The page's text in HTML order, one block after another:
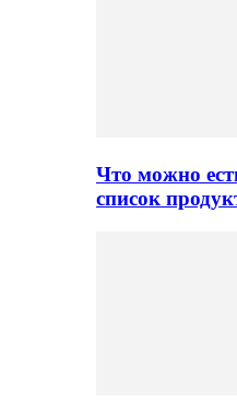
Что можно
список